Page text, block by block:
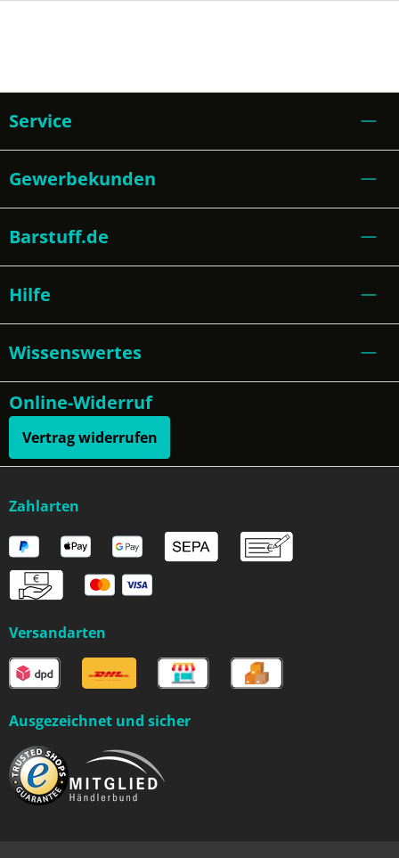
Service
Gewerbekunden
Barstuff.de
Hilfe
Wissenswertes
Online-Widerruf
Vertrag widerrufen
Zahlarten
Versandarten
Ausgezeichnet und sicher